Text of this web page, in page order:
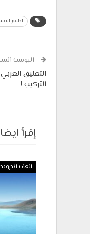
اطقم
البوست
التركيب !
إقرأ ايضا
العاب اندرويد